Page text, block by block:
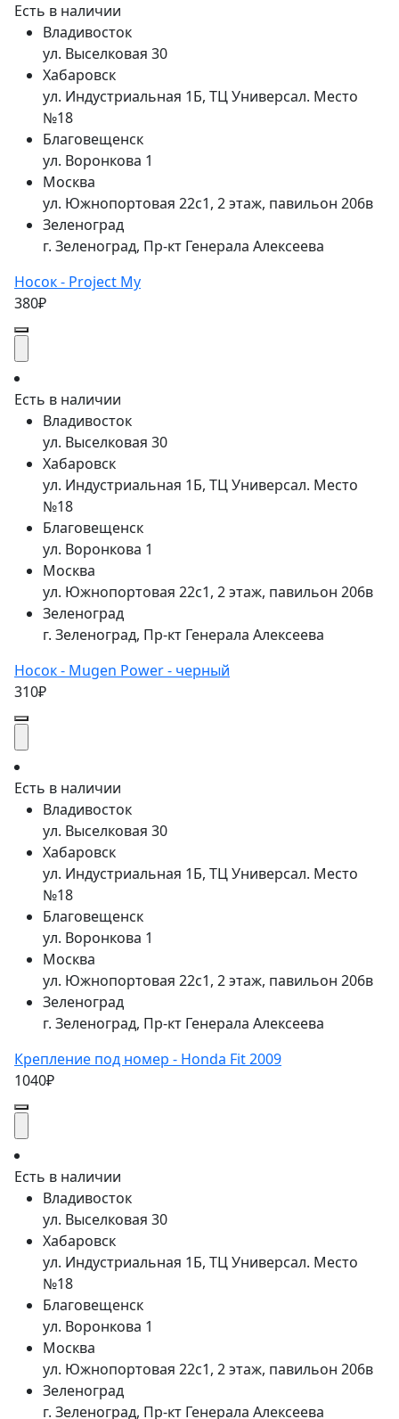
Есть в наличии
Владивосток
ул. Выселковая 30
Хабаровск
ул. Индустриальная 1Б, ТЦ Универсал. Место
№18
Благовещенск
ул. Воронкова 1
Москва
ул. Южнопортовая 22с1, 2 этаж, павильон 206в
Зеленоград
г. Зеленоград, Пр-кт Генерала Алексеева
Носок - Project My
380₽
Есть в наличии
Владивосток
ул. Выселковая 30
Хабаровск
ул. Индустриальная 1Б, ТЦ Универсал. Место
№18
Благовещенск
ул. Воронкова 1
Москва
ул. Южнопортовая 22с1, 2 этаж, павильон 206в
Зеленоград
г. Зеленоград, Пр-кт Генерала Алексеева
Носок - Mugen Power - черный
310₽
Есть в наличии
Владивосток
ул. Выселковая 30
Хабаровск
ул. Индустриальная 1Б, ТЦ Универсал. Место
№18
Благовещенск
ул. Воронкова 1
Москва
ул. Южнопортовая 22с1, 2 этаж, павильон 206в
Зеленоград
г. Зеленоград, Пр-кт Генерала Алексеева
Крепление под номер - Honda Fit 2009
1040₽
Есть в наличии
Владивосток
ул. Выселковая 30
Хабаровск
ул. Индустриальная 1Б, ТЦ Универсал. Место
№18
Благовещенск
ул. Воронкова 1
Москва
ул. Южнопортовая 22с1, 2 этаж, павильон 206в
Зеленоград
г. Зеленоград, Пр-кт Генерала Алексеева